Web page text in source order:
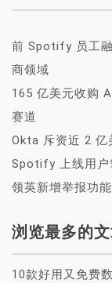
前 Spotify 员工
商领域
165 亿美元收购
赛道
Okta 斥资近 2 亿
Spotify 上线用户
领英新增举报功
浏览最多的
10款好用又免费